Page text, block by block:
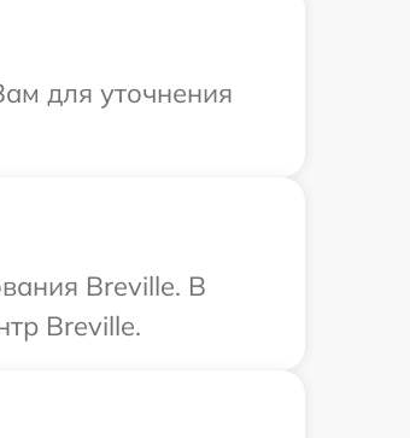
для уточнения
Breville. В
Breville.